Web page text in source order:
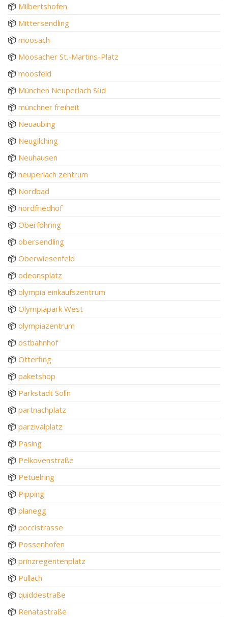
📦 Milbertshofen
📦 Mittersendling
📦 moosach
📦 Moosacher St.-Martins-Platz
📦 moosfeld
📦 München Neuperlach Süd
📦 münchner freiheit
📦 Neuaubing
📦 Neugilching
📦 Neuhausen
📦 neuperlach zentrum
📦 Nordbad
📦 nordfriedhof
📦 Oberföhring
📦 obersendling
📦 Oberwiesenfeld
📦 odeonsplatz
📦 olympia einkaufszentrum
📦 Olympiapark West
📦 olympiazentrum
📦 ostbahnhof
📦 Otterfing
📦 paketshop
📦 Parkstadt Solln
📦 partnachplatz
📦 parzivalplatz
📦 Pasing
📦 Pelkovenstraße
📦 Petuelring
📦 Pipping
📦 planegg
📦 poccistrasse
📦 Possenhofen
📦 prinzregentenplatz
📦 Pullach
📦 quiddestraße
📦 Renatastraße